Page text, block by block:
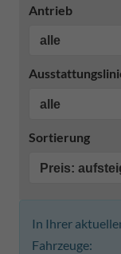
Antrieb
Sortierung
In Ihrer
Fahrzeuge: